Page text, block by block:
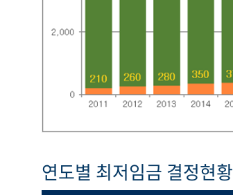
연도별 최저임금 결정현황